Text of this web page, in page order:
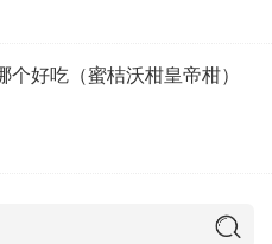
个好吃（蜜桔沃柑皇帝柑）